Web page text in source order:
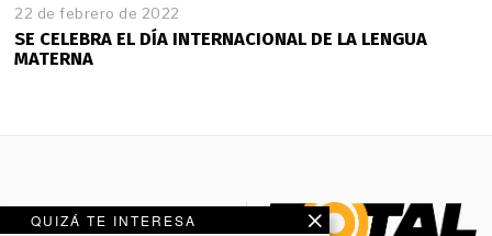
QUIZÁ TE INTERESA
22 de febrero de 2022
SE CELEBRA EL DÍA INTERNACIONAL DE LA LENGUA
MATERNA